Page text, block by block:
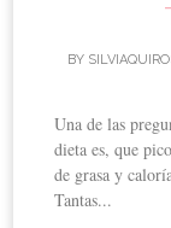
BY
Una de las
dieta es, que
de grasa y
Tantas...